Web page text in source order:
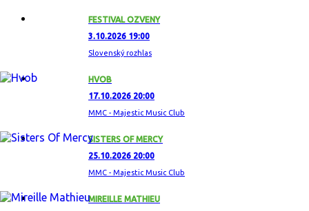
FESTIVAL OZVENY
3.10.2026 19:00
Slovenský rozhlas
HVOB
17.10.2026 20:00
MMC - Majestic Music Club
SISTERS OF MERCY
25.10.2026 20:00
MMC - Majestic Music Club
MIREILLE MATHIEU